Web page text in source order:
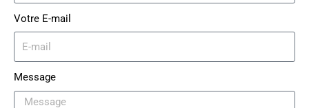
Votre E-mail
Message